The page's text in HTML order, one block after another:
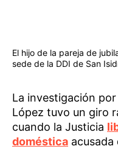
El hijo de la pareja de
sede de la DDI de San
La investigación
López tuvo un giro
cuando la Justicia
doméstica acusada